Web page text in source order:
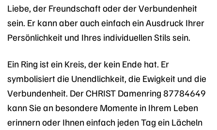
Liebe, der Freundschaft oder der Verbundenheit
sein. Er kann aber auch einfach ein Ausdruck Ihrer
Persönlichkeit und Ihres individuellen Stils sein.
Ein Ring ist ein Kreis, der kein Ende hat. Er
symbolisiert die Unendlichkeit, die Ewigkeit und die
Verbundenheit. Der CHRIST Damenring 87784649
kann Sie an besondere Momente in Ihrem Leben
erinnern oder Ihnen einfach jeden Tag ein Lächeln